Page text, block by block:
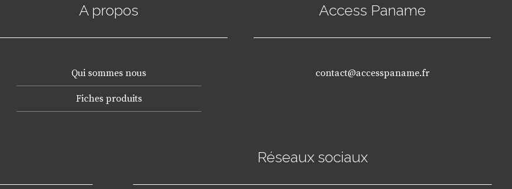
A propos
Qui sommes nous
Fiches produits
Access Paname
contact@accesspaname.fr
Réseaux sociaux